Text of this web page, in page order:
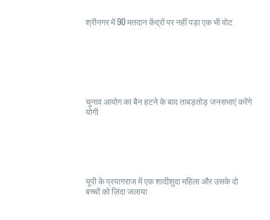
श्रीनगर में 90 मतदान केंद्रों पर नहीं पड़ा एक भी वोट
चुनाव आयोग का बैन हटने के बाद ताबड़तोड़ जनसभाएं करेंगे
योगी
यूपी के प्रयागराज में एक शादीशुदा महिला और उसके दो
बच्चों को ज़िंदा जलाया